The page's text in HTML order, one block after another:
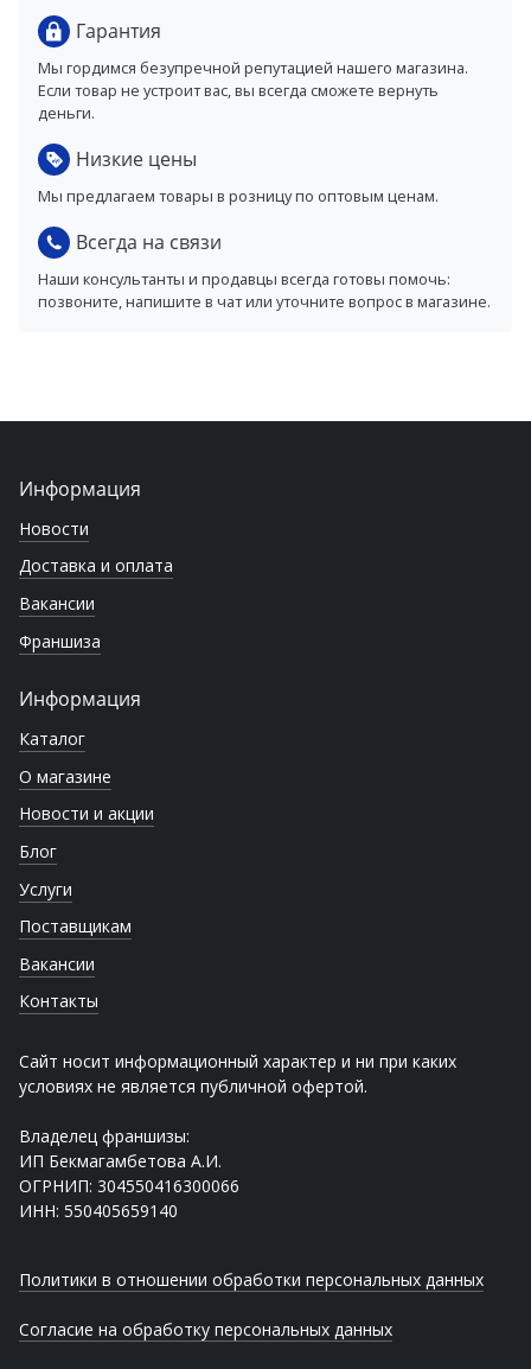
Гарантия
Мы гордимся безупречной репутацией нашего магазина.
Если товар не устроит вас, вы всегда сможете вернуть
деньги.
Низкие цены
Мы предлагаем товары в розницу по оптовым ценам.
Всегда на связи
Наши консультанты и продавцы всегда готовы помочь:
позвоните, напишите в чат или уточните вопрос в магазине.
Информация
Новости
Доставка и оплата
Вакансии
Франшиза
Информация
Каталог
О магазине
Новости и акции
Блог
Услуги
Поставщикам
Вакансии
Контакты
Сайт носит информационный характер и ни при каких
условиях не является публичной офертой.
Владелец франшизы:
ИП Бекмагамбетова А.И.
ОГРНИП: 304550416300066
ИНН: 550405659140
Политики в отношении обработки персональных данных
Согласие на обработку персональных данных